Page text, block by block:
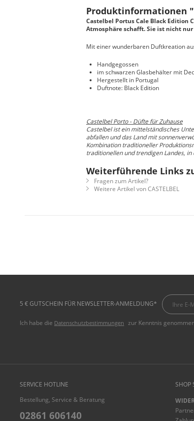
Produktinformationen
Castelbel Portus Cale Black Edition
Atmosphäre schafft. Sie ist nicht
Mit einer wunderbaren Duftkreation
Handgegossen
im schwarzen Glasbehälter mit
Hergestellt in Portugal
Duftnote: Black Edition
Castelbel Porto - Düfte für Zuhause
Castelbel ist ein mittelständisches
abfallen und das Land mit
Kombination traditioneller
traditionellen und trendigen Landes,
Weiterführende Links
Fragen zum Artikel?
Weitere Artikel von CASTELBEL
5 € GUTSCHEIN FÜR NEWSLETTER-ANMELDUNG*
Ich habe die Datenschutzbestimmungen zur Kenntnis
SERVICE HOTLINE
Bestellung, Service & Beratung
02861 606140
SHOP